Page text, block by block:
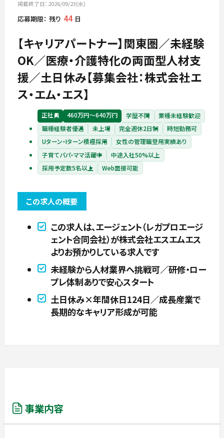
掲載終了日：2026/09/23(水)
応募期限： 残り 44 日
【キャリアパートナー】関東圏／未経験
OK／医療・介護特化の両面型人材支
援／土日休み【募集会社：株式会社エ
ス・エム・エス】
正社員 460万円〜640万円 学歴不問
業種未経験歓迎
職種経験者優遇
未上場 完全週休2日制
時短勤務可
Uターン・Iターン積極採用
女性の管理職登用実績あり
子育てパパ・ママ活躍中
中途入社50%以上
採用予定数5名以上
Web面接可能
この求人の概要
この求人は、エージェント（レガプロエージ
ェント合同会社）が株式会社エスエムエス
よりお預かりしている求人です
未経験から人材業界へ挑戦可／研修・ロー
プレ体制ありで安心スタート
土日休み×年間休日124日／成長産業で
長期的なキャリア形成が可能
事業内容